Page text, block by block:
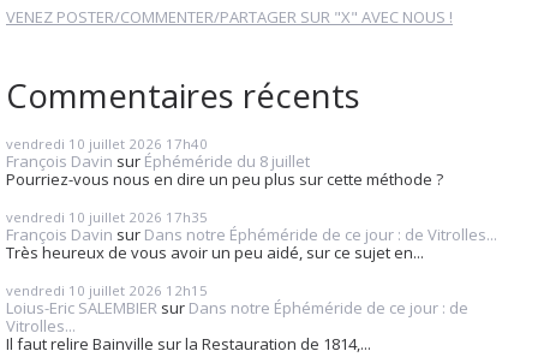
VENEZ POSTER/COMMENTER/PARTAGER SUR "X" AVEC NOUS !
Commentaires récents
vendredi 10 juillet 2026 17h40
François Davin sur Éphéméride du 8 juillet
Pourriez-vous nous en dire un peu plus sur cette méthode ?
vendredi 10 juillet 2026 17h35
François Davin sur Dans notre Éphéméride de ce jour : de Vitrolles...
Très heureux de vous avoir un peu aidé, sur ce sujet en...
vendredi 10 juillet 2026 12h15
Loius-Eric SALEMBIER sur Dans notre Éphéméride de ce jour : de
Vitrolles...
Il faut relire Bainville sur la Restauration de 1814,...